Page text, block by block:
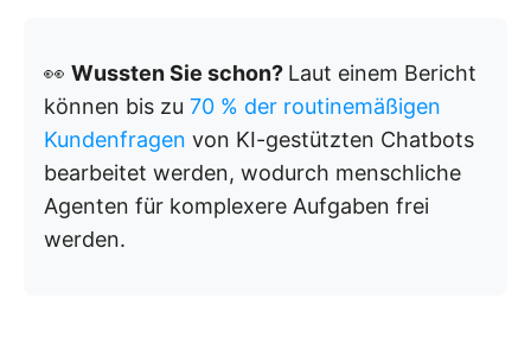
👀 Wussten Sie schon? Laut einem Bericht
können bis zu 70 % der routinemäßigen
Kundenfragen von KI-gestützten Chatbots
bearbeitet werden, wodurch menschliche
Agenten für komplexere Aufgaben frei
werden.